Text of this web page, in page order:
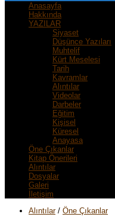
Anasayfa
Hakkında
YAZILAR
Siyaset
Düşünce Yazıları
Muhtelif
Kürt Meselesi
Tarih
Kavramlar
Alıntılar
Videolar
Darbeler
Eğitim
Kişisel
Küresel
Anayasa
Öne Çıkanlar
Kitap Önerileri
Alıntılar
Dosyalar
Galeri
İletişim
Alıntılar / Öne Çıkanlar